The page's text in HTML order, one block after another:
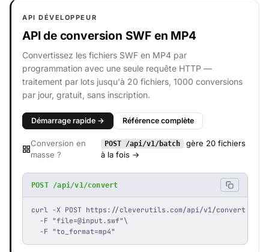
API DÉVELOPPEUR
API de conversion SWF en MP4
Convertissez les fichiers SWF en MP4 par
programmation avec une seule requête HTTP —
traitement par lots jusqu'à 20 fichiers, 1000 conversions
par jour, gratuit, sans inscription.
Démarrage rapide → Référence complète
Conversion en
masse ?
POST /api/v1/batch
gère 20 fichiers
à la fois →
POST /api/v1/convert
curl -X POST https://cleverutils.com/api/v1/convert \
  -F "
file=@input.swf"\
  -F "to_format=mp4"